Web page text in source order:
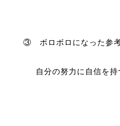
③ ボロボロになった参考
自分の努力に自信を